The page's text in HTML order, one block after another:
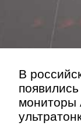
В
мониторы